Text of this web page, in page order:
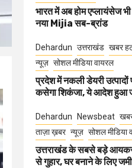
भारत में अब होम एप्लायंसेज
नया Mijia सब-ब्रांड
Dehardun उत्तराखंड खबर
न्यूज़ सोशल मीडिया वायरल
प्रदेश में नकली डेयरी उत्पादों
कसेगा शिकंजा, ये आदेश हुआ
Dehardun Newsbeat
ताज़ा ख़बर न्यूज़ सोशल मीडिया
उत्तराखंड के सबसे बड़े आयकर
से गुहार, घर बनाने के लिए